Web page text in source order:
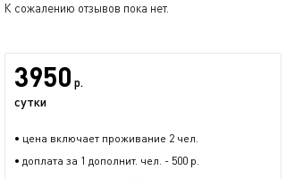
К сожалению отзывов пока нет.
3950 р.
сутки
• цена включает проживание 2 чел.
• доплата за 1 дополнит. чел. - 500 р.